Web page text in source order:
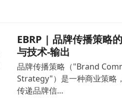
EBRP | 品牌传播策略
与技术-输出
品牌传播策略（"Brand
Strategy"）是一种商业策略
传递品牌信…